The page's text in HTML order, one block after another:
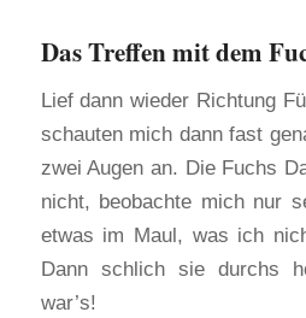
Das Treffen mit dem
Lief dann wieder Richtung
schauten mich dann fast
zwei Augen an. Die Fuchs
nicht, beobachte mich nur
etwas im Maul, was ich
Dann schlich sie durchs
war’s!